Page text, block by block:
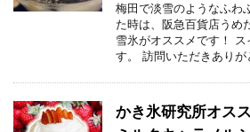
梅田で淡雪のようなふわ
た時は、阪急百貨店うめ
雪氷がオススメです！
す。 訪問いただきありが
かき氷研究所オス